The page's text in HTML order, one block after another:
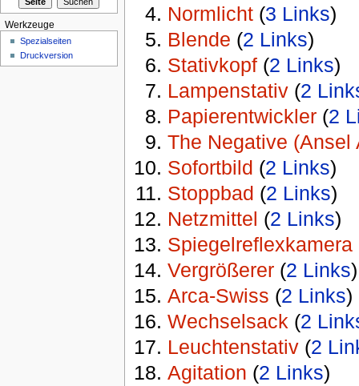
Normlicht ‏‎ (3 Links)
Blende ‏‎ (2 Links)
Stativkopf ‏‎ (2 Links)
Lampenstativ ‏‎ (2
Papierentwickler ‏‎ (2
The Negative (Ansel
Sofortbild ‏‎ (2 Links)
Stoppbad ‏‎ (2 Links)
Netzmittel ‏‎ (2 Links)
Spiegelreflexkamera
Vergrößerer ‏‎ (2 Links)
Arca-Swiss ‏‎ (2 Links)
Wechselsack ‏‎ (2
Leuchtenstativ ‏‎ (2
Agitation ‏‎ (2 Links)
Werkzeuge
Spezialseiten
Druckversion